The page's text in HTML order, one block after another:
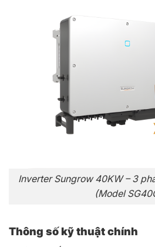
Inverter Sungrow 40KW – 3
(Model
Thông số kỹ thuật chính